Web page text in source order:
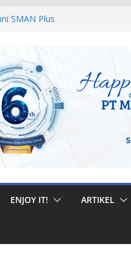
SMAN Plus
Sekolah
Syukuran
Sulaiman
Championship
ENJOY IT! ARTIKEL